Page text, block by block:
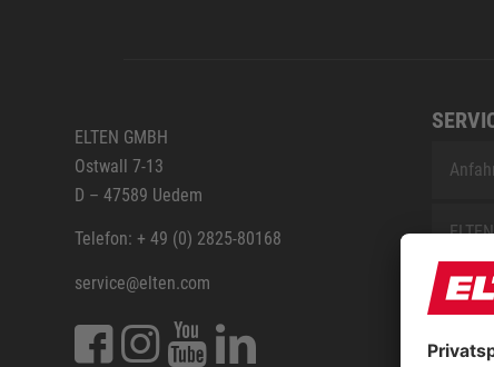
ELTEN GMBH
Ostwall 7-13
D – 47589 Uedem
Telefon: + 49 (0) 2825-80168
service@elten.com